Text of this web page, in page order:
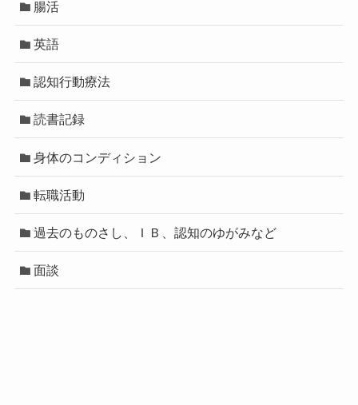
腸活
英語
認知行動療法
読書記録
身体のコンディション
転職活動
過去のものさし、ＩＢ、認知のゆがみなど
面談